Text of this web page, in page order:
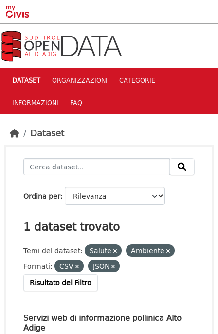
Skip to main content
DATASET ORGANIZZAZIONI CATEGORIE
INFORMAZIONI FAQ
Dataset
Ordina per
1 dataset trovato
Temi del dataset: Salute
Ambiente
Formati:
CSV
JSON
Risultato del Filtro
Servizi web di informazione pollinica Alto
Adige